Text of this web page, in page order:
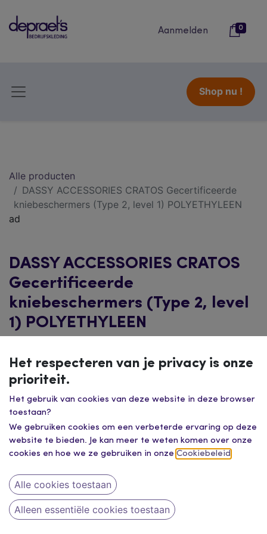
Aanmelden 0
Shop nu !
Alle producten
DASSY ACCESSORIES CRATOS Gecertificeerde
kniebeschermers (Type 2, level 1) POLYETHYLEEN
ad
DASSY ACCESSORIES CRATOS
Gecertificeerde
kniebeschermers (Type 2, level
1) POLYETHYLEEN
Het respecteren van je privacy is onze
prioriteit.
Het gebruik van cookies van deze website in deze browser
toestaan?
We gebruiken cookies om een verbeterde ervaring op deze
website te bieden. Je kan meer te weten komen over onze
cookies en hoe we ze gebruiken in onze Cookiebeleid
Alle cookies toestaan
Alleen essentiële cookies toestaan